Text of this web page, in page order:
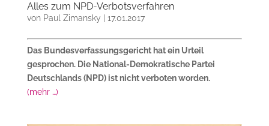
Alles zum NPD-Verbotsverfahren
von Paul Zimansky 17.01.2017
Das Bundesverfassungsgericht hat ein Urteil
gesprochen. Die National-Demokratische Partei
Deutschlands (NPD) ist nicht verboten worden.
(mehr …)